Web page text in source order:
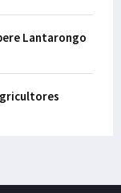
Lantarongo